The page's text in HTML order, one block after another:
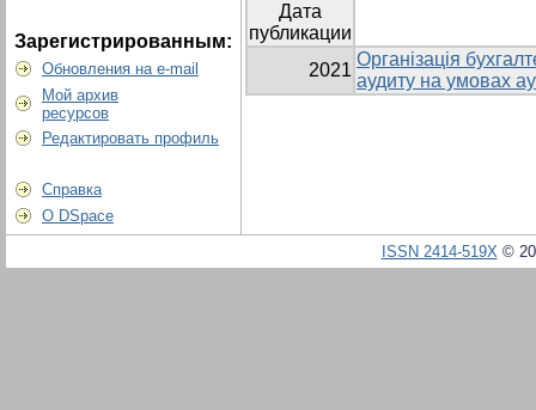
Зарегистрированным:
Обновления на e-mail
Мой архив
ресурсов
Редактировать профиль
Справка
О DSpace
Дата
публикации
2021
Організація
аудиту на умовах
ISSN 2414-519X©